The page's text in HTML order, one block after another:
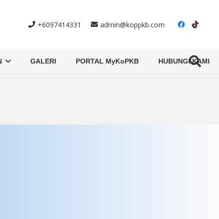
+6097414331 admin@koppkb.com
GALERI PORTAL MyKoPKB HUBUNGI KAMI